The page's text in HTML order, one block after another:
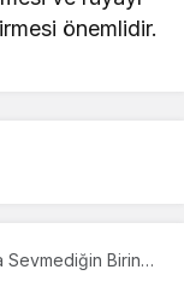
önemlidir.
Sevmediğin Birini